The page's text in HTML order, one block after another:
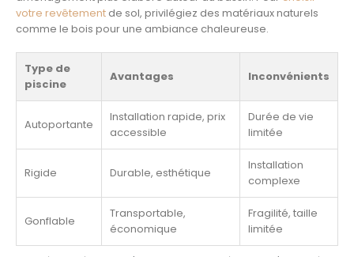
votre revêtement de sol, privilégiez des matériaux naturels
comme le bois pour une ambiance chaleureuse.
Type de
piscine
Avantages Inconvénients
Autoportante
Installation rapide, prix
accessible
Durée de vie
limitée
Rigide Durable, esthétique
Installation
complexe
Gonflable
Transportable,
économique
Fragilité, taille
limitée